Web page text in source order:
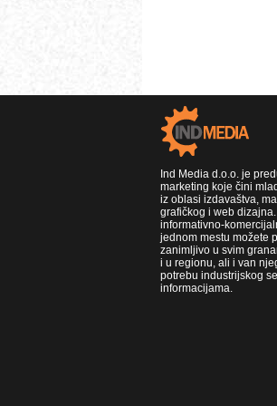
Ind Media d.o.o. je
marketing koje čini
iz oblasi izdavaštva,
grafičkog i web
informativno-
jednom mestu možete
zanimljivo u svim
i u regionu, ali i van
potrebu industrijskog
informacijama.